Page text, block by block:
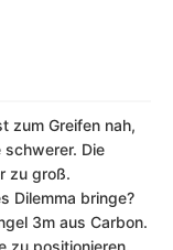
zum Greifen nah,
Die
zu groß.
Dilemma bringe?
3m aus Carbon.
zu positionieren,